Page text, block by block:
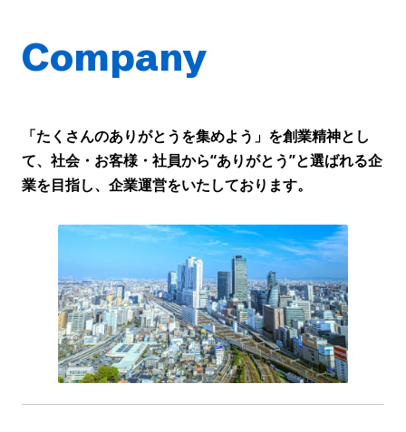
Company
「たくさんのありがとうを集めよう」を創業精神とし
て、社会・お客様・社員から“ありがとう”と選ばれる企
業を⽬指し、企業運営をいたしております。